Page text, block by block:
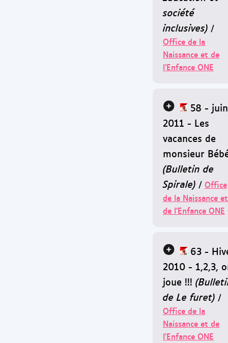
société
inclusives) /
Office de la
Naissance et de
l'Enfance ONE
58 - juin
2011 - Les
vacances de
monsieur
(Bulletin de
Spirale) / Office
de la Naissance et
de l'Enfance ONE
63 -
2010 - 1,2,3,
joue !!!
de Le furet) /
Office de la
Naissance et de
l'Enfance ONE